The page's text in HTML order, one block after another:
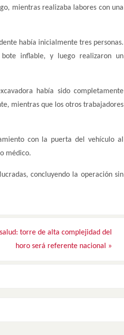
mientras realizaba labores con una
había inicialmente tres personas.
inflable, y luego realizaron un
había sido completamente
mientras que los otros trabajadores
con la puerta del vehículo al
médico.
concluyendo la operación sin
torre de alta complejidad del
horo será referente nacional
»